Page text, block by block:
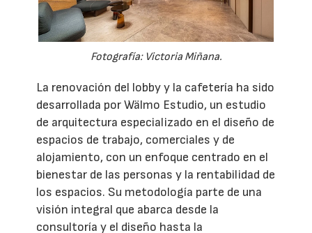
Fotografía: Victoria Miñana.
La renovación del lobby y la cafetería ha sido
desarrollada por Wälmo Estudio, un estudio
de arquitectura especializado en el diseño de
espacios de trabajo, comerciales y de
alojamiento, con un enfoque centrado en el
bienestar de las personas y la rentabilidad de
los espacios. Su metodología parte de una
visión integral que abarca desde la
consultoría y el diseño hasta la